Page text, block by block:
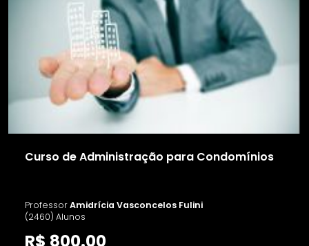
Curso de Administração para Condomínios
ProfessorAmidrícia Vasconcelos Fulini
(2460) Alunos
R$ 800.00